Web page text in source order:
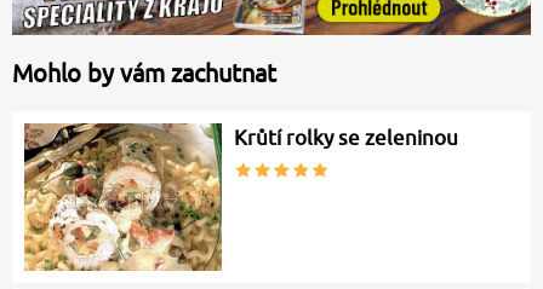
Mohlo by vám zachutnat
Krůtí rolky se zeleninou